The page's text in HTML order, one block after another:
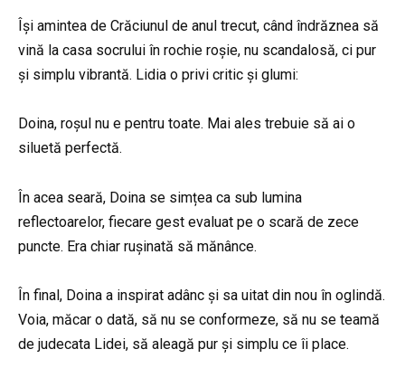
Își amintea de Crăciunul de anul trecut, când îndrăznea să
vină la casa socrului în rochie roșie, nu scandalosă, ci pur
și simplu vibrantă. Lidia o privi critic și glumi:
Doina, roșul nu e pentru toate. Mai ales trebuie să ai o
siluetă perfectă.
În acea seară, Doina se simțea ca sub lumina
reflectoarelor, fiecare gest evaluat pe o scară de zece
puncte. Era chiar rușinată să mănânce.
În final, Doina a inspirat adânc și sa uitat din nou în oglindă.
Voia, măcar o dată, să nu se conformeze, să nu se teamă
de judecata Lidei, să aleagă pur și simplu ce îi place.